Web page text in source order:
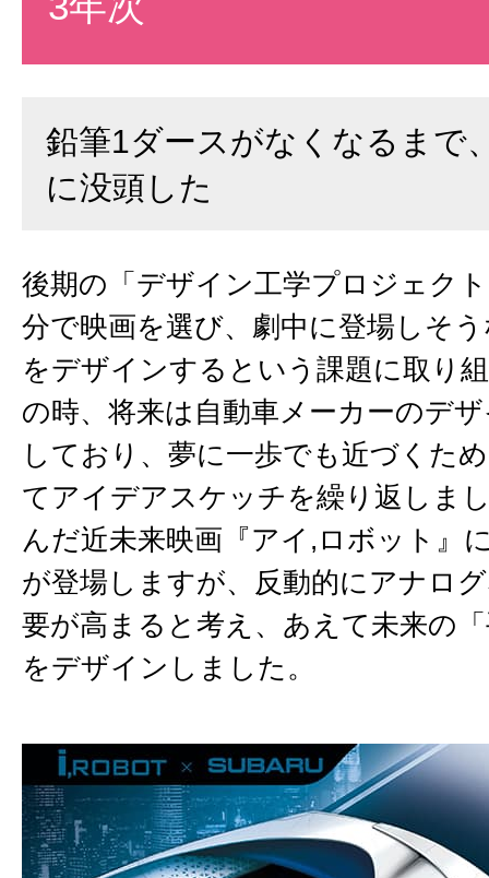
鉛筆1ダースがなくなるまで
に没頭した
後期の「デザイン工学プロジェク
分で映画を選び、劇中に登場しそ
をデザインするという課題に取り
の時、将来は自動車メーカーのデ
しており、夢に一歩でも近づくた
てアイデアスケッチを繰り返しま
んだ近未来映画『アイ,ロボット』
が登場しますが、反動的にアナロ
要が高まると考え、あえて未来の
をデザインしました。